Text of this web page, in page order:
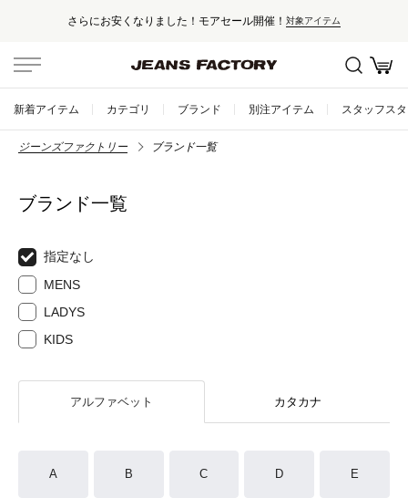
さらにお安くなりました！モアセール開催！ 対象アイテム
新着アイテム カテゴリ ブランド 別注アイテム スタッフス
ジーンズファクトリー ブランド一覧
ブランド一覧
指定なし
MENS
LADYS
KIDS
アルファベット カタカナ
A B C D E